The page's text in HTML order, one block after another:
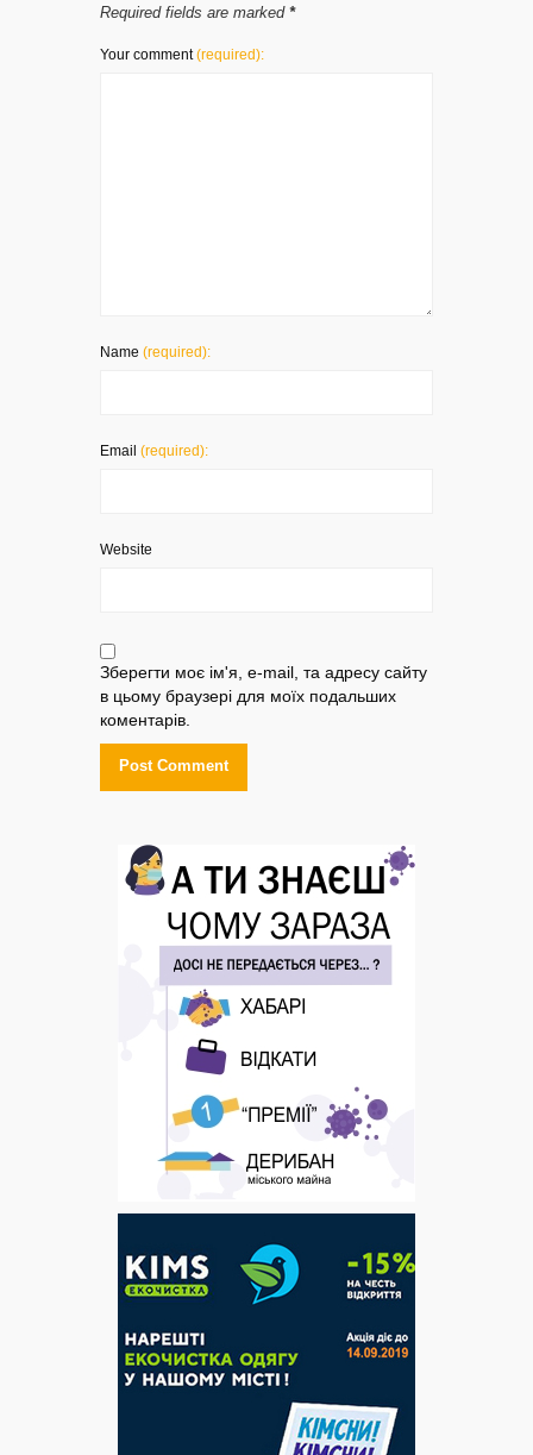
Required fields are marked *
Your comment(required):
Name (required):
Email (required):
Website
Зберегти моє ім'я, e-mail, та адресу сайту
в цьому браузері для моїх подальших
коментарів.